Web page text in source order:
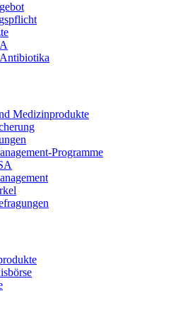
Medizinprodukte
Programme